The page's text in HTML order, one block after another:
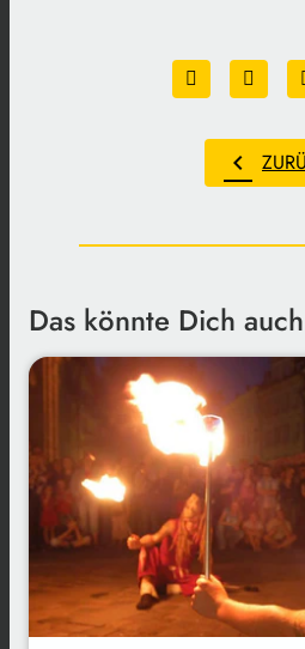
chevron_left
Das könnte Dich